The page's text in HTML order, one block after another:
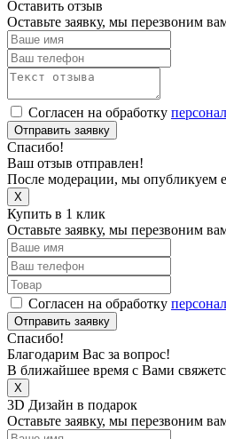
Оставить отзыв
Оставьте заявку, мы перезвоним
Согласен на обработку
Отправить заявку
Спасибо!
Ваш отзыв отправлен!
После модерации, мы опубликуем
X
Купить в 1 клик
Оставьте заявку, мы перезвоним
Согласен на обработку
Отправить заявку
Спасибо!
Благодарим Вас за вопрос!
В ближайшее время с Вами
X
3D Дизайн в подарок
Оставьте заявку, мы перезвоним